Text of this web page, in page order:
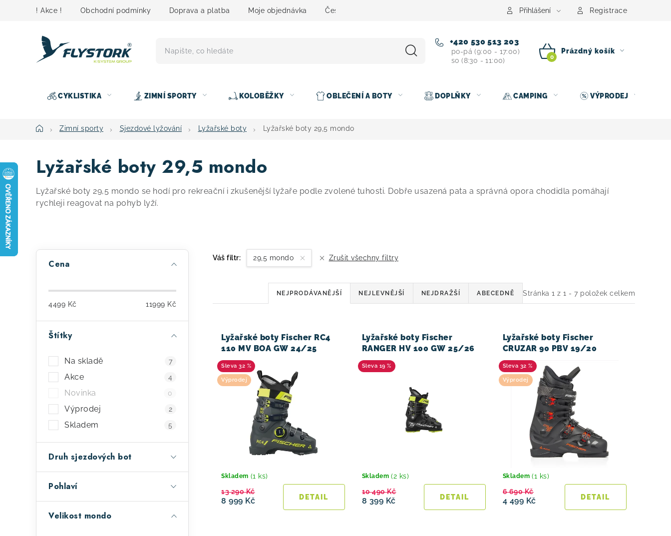
! Akce ! Obchodní podmínky Doprava a platba Moje objednávka Čeština Půjčovna nosičů kol Kontakt
Přihlášení Registrace
+420 530 513 203
po-pá (9:00 - 17:00)
so (8:30 - 11:00)
NÁKUPNÍ
Prázdný košík
CYKLISTIKA ZIMNÍ SPORTY KOLOBĚŽKY OBLEČENÍ A BOTY DOPLŇKY CAMPING VÝPRODEJ
DomůZimní sporty Sjezdové lyžování Lyžařské boty Lyžařské boty 29,5 mondo
Lyžařské boty 29,5 mondo
Lyžařské boty 29,5 mondo se hodí pro rekreační i zkušenější lyžaře podle zvolené tuhosti. Dobře usazená pata a správná opora chodidla pomáhají
rychleji reagovat na pohyb lyží.
P
t
a
n
l
Cena
4499 Kč 11999 Kč
Štítky
Na skladě 7
Akce 4
Novinka 0
Výprodej 2
Skladem 5
Druh sjezdových bot
Pohlaví
Velikost mondo
Váš filtr: 29,5 mondo Zrušit všechny filtry
Stránka 1 z 1 - 7 položek celkem
Ř
a
z
e
í
p
r
o
d
u
NEJPRODÁVANĚJŠÍ NEJLEVNĚJŠÍ NEJDRAŽŠÍ ABECEDNĚ
V
ý
p
o
d
u
Lyžařské boty Fischer RC4
110 MV BOA GW 24/25
32 %
Výprodej
Skladem (1 ks)
8 999 Kč
13 290 Kč
Lyžařské boty Fischer
RANGER HV 100 GW 25/26
19 %
Skladem (2 ks)
8 399 Kč
10 490 Kč
Lyžařské boty Fischer
CRUZAR 90 PBV 19/20
32 %
Výprodej
Skladem (1 ks)
4 499 Kč
6 690 Kč